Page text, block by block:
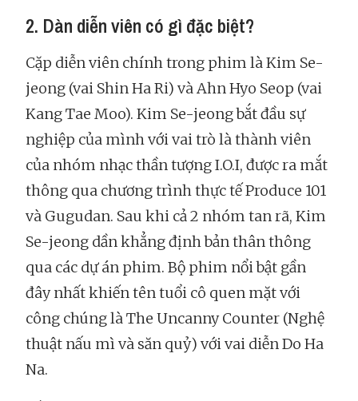
2. Dàn diễn viên có gì đặc biệt?
Cặp diễn viên chính trong phim là Kim Se-
jeong (vai Shin Ha Ri) và Ahn Hyo Seop (vai
Kang Tae Moo). Kim Se-jeong bắt đầu sự
nghiệp của mình với vai trò là thành viên
của nhóm nhạc thần tượng I.O.I, được ra mắt
thông qua chương trình thực tế Produce 101
và Gugudan. Sau khi cả 2 nhóm tan rã, Kim
Se-jeong dần khẳng định bản thân thông
qua các dự án phim. Bộ phim nổi bật gần
đây nhất khiến tên tuổi cô quen mặt với
công chúng là The Uncanny Counter (Nghệ
thuật nấu mì và săn quỷ) với vai diễn Do Ha
Na.